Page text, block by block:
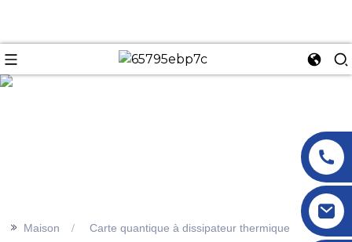
>> Maison Carte quantique à dissipateur thermique